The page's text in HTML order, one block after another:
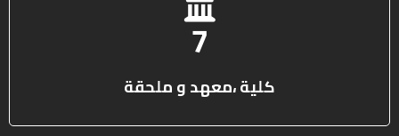
10
كلية ،معهد و ملحقة